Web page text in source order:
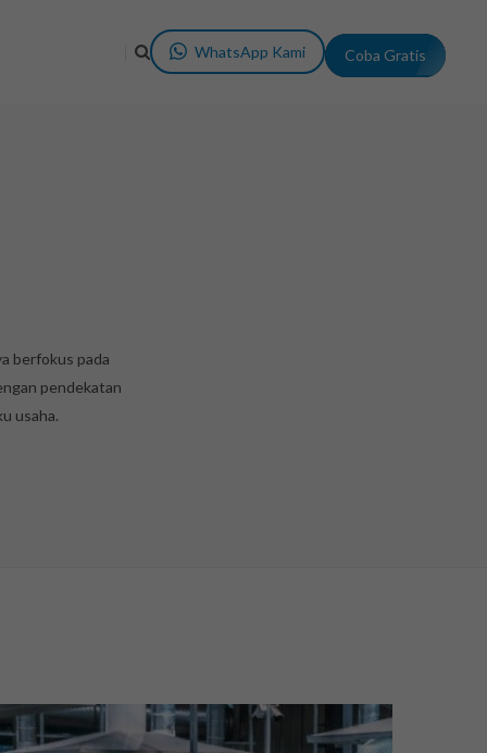
WhatsApp Kami Coba Gratis
berfokus pada
pendekatan
usaha.